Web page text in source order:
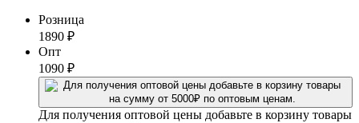
Розница
1890 ₽
Опт
1090 ₽
Для получения оптовой цены добавьте в корзину товары